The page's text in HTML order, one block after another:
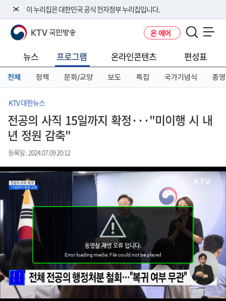
이 누리집은 대한민국 공식 전자정부 누리집입니다.
공식 누리집 주소 확인하기
니다.
이밖에 or.kr 또는 .kr등 다른 도메인 주소를 사용하고 있다면 아래 URL에
서 도메인 주소를 확인해 보세요
KTV 국민방송 온 에어
뉴스 프로그램 온라인콘텐츠 편성표
전체 정책 문화/교양 보도 특집 국가기념식 종영
KTV 대한뉴스
전공의 사직 15일까지 확정···"미이행 시 내
년 정원 감축"
등록일 : 2024.07.09 20:12